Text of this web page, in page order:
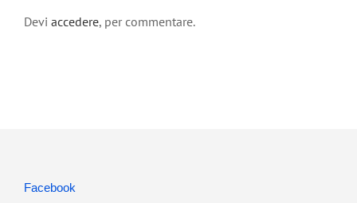
Devi accedere, per commentare.
Facebook